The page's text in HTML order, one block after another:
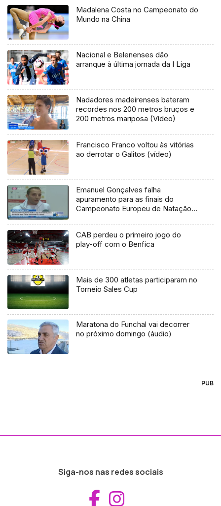
Madalena Costa no Campeonato do
Mundo na China
Nacional e Belenenses dão
arranque à última jornada da I Liga
Nadadores madeirenses bateram
recordes nos 200 metros bruços e
200 metros mariposa (Vídeo)
Francisco Franco voltou às vitórias
ao derrotar o Galitos (vídeo)
Emanuel Gonçalves falha
apuramento para as finais do
Campeonato Europeu de Natação
CAB perdeu o primeiro jogo do
play-off com o Benfica
Mais de 300 atletas participaram no
Torneio Sales Cup
Maratona do Funchal vai decorrer
no próximo domingo (áudio)
PUB
Siga-nos nas redes sociais
Aceder ao